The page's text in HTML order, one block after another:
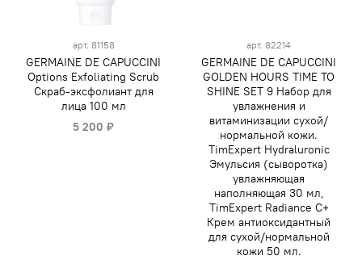
арт. 81158
GERMAINE DE CAPUCCINI
Options Exfoliating Scrub
Скраб-эксфолиант для
лица 100 мл
5 200 ₽
арт. 82214
GERMAINE DE CAPUCCINI
GOLDEN HOURS TIME TO
SHINE SET 9 Набор для
увлажнения и
витаминизации сухой/
нормальной кожи.
TimExpert Hydraluronic
Эмульсия (сыворотка)
увлажняющая
наполняющая 30 мл,
TimExpert Radiance C+
Крем антиоксидантный
для сухой/нормальной
кожи 50 мл.